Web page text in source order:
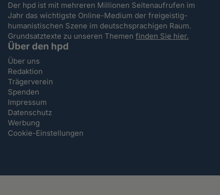
Der hpd ist mit mehreren Millionen Seitenaufrufen im
Jahr das wichtigste Online-Medium der freigeistig-
humanistischen Szene im deutschsprachigen Raum.
Grundsatztexte zu unseren Themenfinden Sie hier.
Über den hpd
Über uns
Redaktion
Trägerverein
Spenden
Impressum
Datenschutz
Werbung
Cookie-Einstellungen